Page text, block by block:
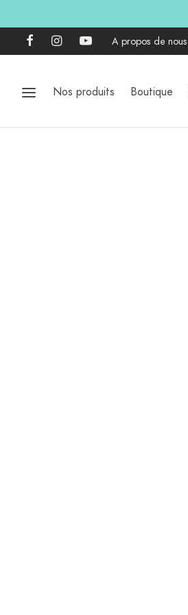
A propos de nous
Nos produits Boutique